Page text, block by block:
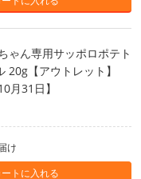
ゃん専用サッポロポテト
20g【アウトレット】
月31日】
け
トに入れる